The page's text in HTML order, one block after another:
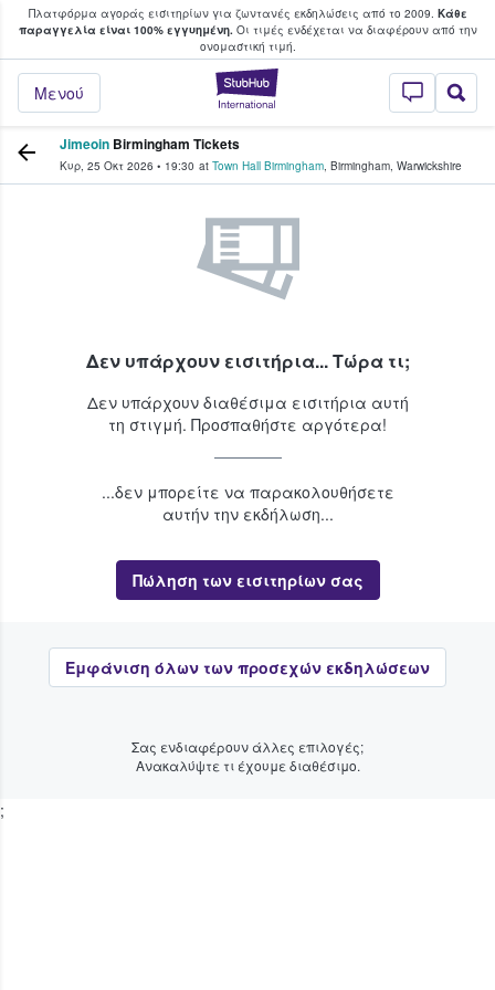
Πλατφόρμα αγοράς εισιτηρίων για ζωντανές εκδηλώσεις από το 2009. Κάθε
παραγγελία είναι 100% εγγυημένη.Οι τιμές ενδέχεται να διαφέρουν από την
oνομαστική τιμή.
StubHub - Όπου
Μενού
φαν αγοράζουν και πουλούν
Jimeoin Birmingham Tickets
Κυρ, 25 Οκτ 2026 • 19:30 at Town Hall Birmingham, Birmingham, Warwickshire
Δεν υπάρχουν εισιτήρια... Τώρα τι;
Δεν υπάρχουν διαθέσιμα εισιτήρια αυτή
τη στιγμή. Προσπαθήστε αργότερα!
...δεν μπορείτε να παρακολουθήσετε
αυτήν την εκδήλωση...
Πώληση των εισιτηρίων σας
Εμφάνιση όλων των προσεχών εκδηλώσεων
Σας ενδιαφέρουν άλλες επιλογές;
Ανακαλύψτε τι έχουμε διαθέσιμο.
;